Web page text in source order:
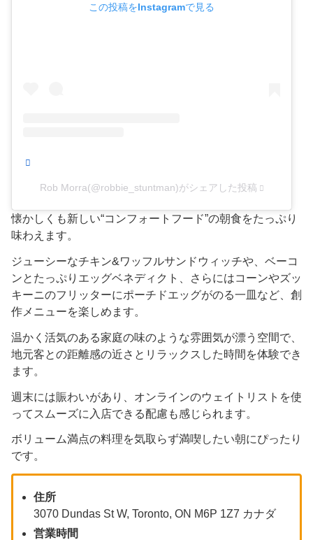
この投稿をInstagramで見る
Rob Morra(@robbie_stuntman)がシェアした投稿
懐かしくも新しい“コンフォートフード”の朝食をたっぷり
味わえます。
ジューシーなチキン&ワッフルサンドウィッチや、ベーコ
ンとたっぷりエッグベネディクト、さらにはコーンやズッ
キーニのフリッターにポーチドエッグがのる一皿など、創
作メニューを楽しめます。
温かく活気のある家庭の味のような雰囲気が漂う空間で、
地元客との距離感の近さとリラックスした時間を体験でき
ます。
週末には賑わいがあり、オンラインのウェイトリストを使
ってスムーズに入店できる配慮も感じられます。
ボリューム満点の料理を気取らず満喫したい朝にぴったり
です。
住所
3070 Dundas St W, Toronto, ON M6P 1Z7 カナダ
営業時間